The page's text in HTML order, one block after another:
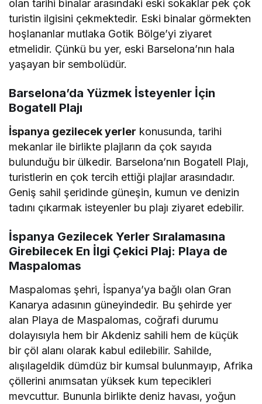
olan tarihi binalar arasındaki eski sokaklar pek çok
turistin ilgisini çekmektedir. Eski binalar görmekten
hoşlananlar mutlaka Gotik Bölge’yi ziyaret
etmelidir. Çünkü bu yer, eski Barselona’nın hala
yaşayan bir sembolüdür.
Barselona’da Yüzmek İsteyenler İçin
Bogatell Plajı
İspanya gezilecek yerler konusunda, tarihi
mekanlar ile birlikte plajların da çok sayıda
bulunduğu bir ülkedir. Barselona’nın Bogatell Plajı,
turistlerin en çok tercih ettiği plajlar arasındadır.
Geniş sahil şeridinde güneşin, kumun ve denizin
tadını çıkarmak isteyenler bu plajı ziyaret edebilir.
İspanya Gezilecek Yerler Sıralamasına
Girebilecek En İlgi Çekici Plaj: Playa de
Maspalomas
Maspalomas şehri, İspanya’ya bağlı olan Gran
Kanarya adasının güneyindedir. Bu şehirde yer
alan Playa de Maspalomas, coğrafi durumu
dolayısıyla hem bir Akdeniz sahili hem de küçük
bir çöl alanı olarak kabul edilebilir. Sahilde,
alışılageldik dümdüz bir kumsal bulunmayıp, Afrika
çöllerini anımsatan yüksek kum tepecikleri
mevcuttur. Bununla birlikte deniz havası, yoğun